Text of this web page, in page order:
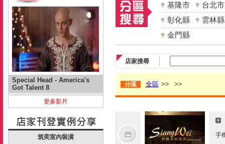
Special Head - America's
Got Talent 8
更多影片
筑奕室內裝潢
基隆市
台北市
彰化縣
雲林縣
金門縣
店家搜尋
分區 全區 >> >>
手